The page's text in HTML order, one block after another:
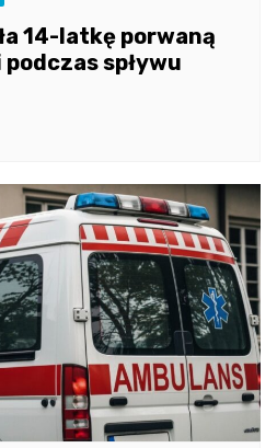
14-latkę porwaną
spływu